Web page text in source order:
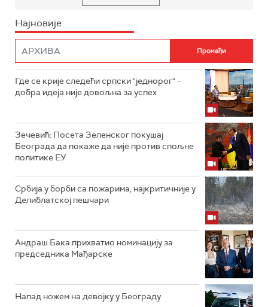
Најновије
Где се крије следећи српски "једнорог" –
добра идеја није довољна за успех
Зечевић: Посета Зеленског покушај
Београда да покаже да није против спољне
политике ЕУ
Србија у борби са пожарима, најкритичније у
Делиблатској пешчари
Андраш Бака прихватио номинацију за
председника Мађарске
Напад ножем на девојку у Београду